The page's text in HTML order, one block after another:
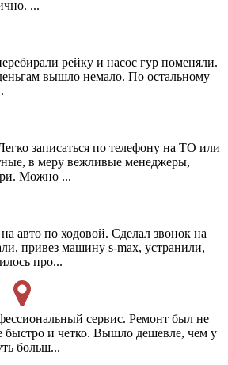
...
рейку и насос гур поменяли.
вышло немало. По остальному
записаться по телефону на ТО или
в меру вежливые менеджеры,
Можно ...
авто по ходовой. Сделал звонок на
привез машину s-max, устранили,
про...
сервис. Ремонт был не
быстро и четко. Вышло дешевле, чем у
больш...